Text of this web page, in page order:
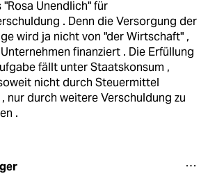
"Rosa Unendlich" für
. Denn die Versorgung der
wird ja nicht von "der Wirtschaft" ,
finanziert . Die Erfüllung
fällt unter Staatskonsum ,
nicht durch Steuermittel
nur durch weitere Verschuldung zu
.